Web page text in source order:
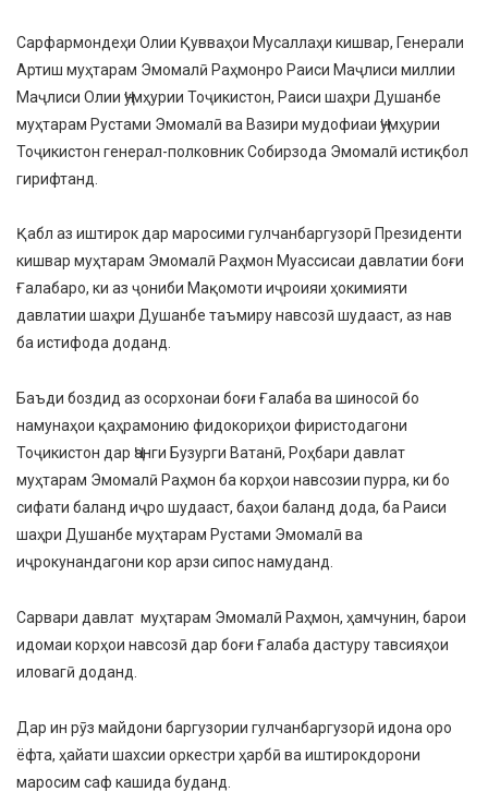
Сарфармондеҳи Олии Қувваҳои Мусаллаҳи кишвар, Генерали
Артиш муҳтарам Эмомалӣ Раҳмонро Раиси Маҷлиси миллии
Маҷлиси Олии Ҷумҳурии Тоҷикистон, Раиси шаҳри Душанбе
муҳтарам Рустами Эмомалӣ ва Вазири мудофиаи Ҷумҳурии
Тоҷикистон генерал-полковник Собирзода Эмомалӣ истиқбол
гирифтанд.
Қабл аз иштирок дар маросими гулчанбаргузорӣ Президенти
кишвар муҳтарам Эмомалӣ Раҳмон Муассисаи давлатии боғи
Ғалабаро, ки аз ҷониби Мақомоти иҷроияи ҳокимияти
давлатии шаҳри Душанбе таъмиру навсозӣ шудааст, аз нав
ба истифода доданд.
Баъди боздид аз осорхонаи боғи Ғалаба ва шиносоӣ бо
намунаҳои қаҳрамонию фидокориҳои фиристодагони
Тоҷикистон дар Ҷанги Бузурги Ватанӣ, Роҳбари давлат
муҳтарам Эмомалӣ Раҳмон ба корҳои навсозии пурра, ки бо
сифати баланд иҷро шудааст, баҳои баланд дода, ба Раиси
шаҳри Душанбе муҳтарам Рустами Эмомалӣ ва
иҷрокунандагони кор арзи сипос намуданд.
Сарвари давлат муҳтарам Эмомалӣ Раҳмон, ҳамчунин, барои
идомаи корҳои навсозӣ дар боғи Ғалаба дастуру тавсияҳои
иловагӣ доданд.
Дар ин рӯз майдони баргузории гулчанбаргузорӣ идона оро
ёфта, ҳайати шахсии оркестри ҳарбӣ ва иштирокдорони
маросим саф кашида буданд.